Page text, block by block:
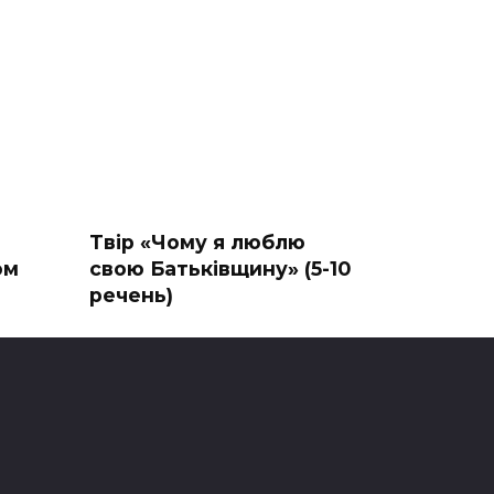
Твір «Чому я люблю
свою Батьківщину» (5-10
речень)